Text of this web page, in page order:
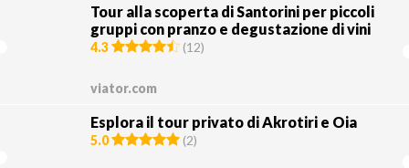
Tour alla scoperta di Santorini per piccoli
gruppi con pranzo e degustazione di vini
4.3 (12)
viator.com
Esplora il tour privato di Akrotiri e Oia
5.0 (2)